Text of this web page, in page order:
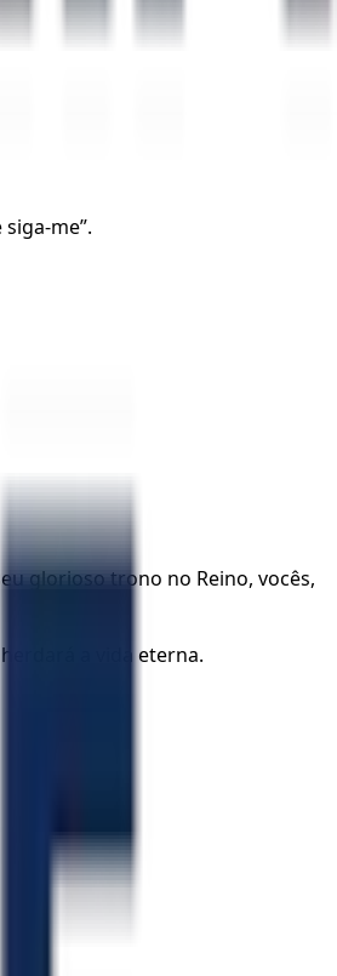
me”.
glorioso trono no Reino, vocês,
a vida eterna.